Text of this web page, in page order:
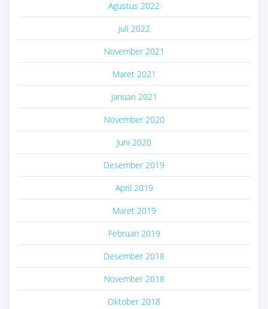
Agustus 2022
Juli 2022
November 2021
Maret 2021
Januari 2021
November 2020
Juni 2020
Desember 2019
April 2019
Maret 2019
Februari 2019
Desember 2018
November 2018
Oktober 2018